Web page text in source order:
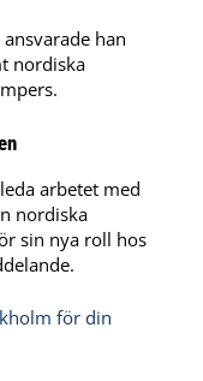
han
nordiska
arbetet med
nordiska
sin nya roll hos
för din